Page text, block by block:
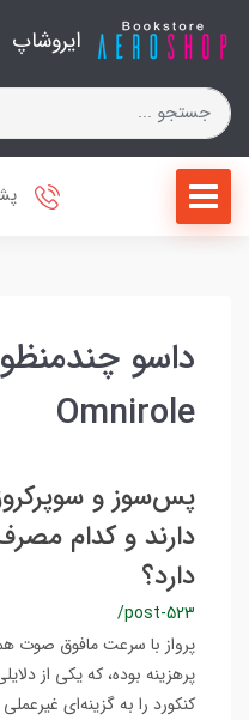
ایروشاپ
داسو
Omnirole
پس‌سوز و
دارند و کدام
دارد؟
/post-523
پرواز با سرعت مافوق صوت
پرهزینه بوده، که یکی از
کنکورد را به گزینه‌ای